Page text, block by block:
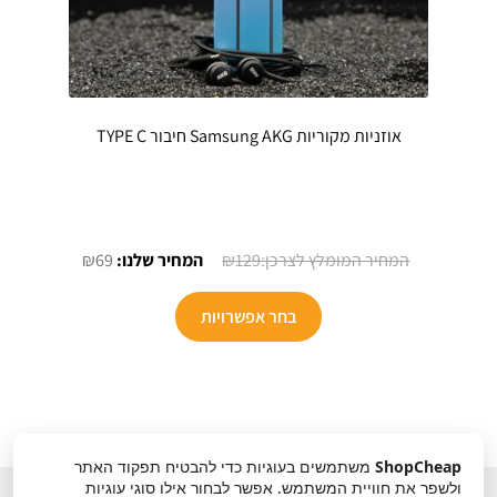
אוזניות מקוריות Samsung AKG חיבור TYPE C
₪129
המחיר
המקורי
היה:
₪129.
₪69
בחר אפשרויות
ShopCheap משתמשים בעוגיות כדי להבטיח תפקוד האתר
ולשפר את חוויית המשתמש. אפשר לבחור אילו סוגי עוגיות